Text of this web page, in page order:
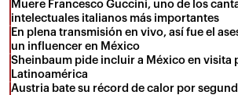
Muere Francesco Guccini, uno de los
intelectuales italianos más importantes
En plena transmisión en vivo, así fue el
un influencer en México
Sheinbaum pide incluir a México en visita
Latinoamérica
Austria bate su récord de calor por